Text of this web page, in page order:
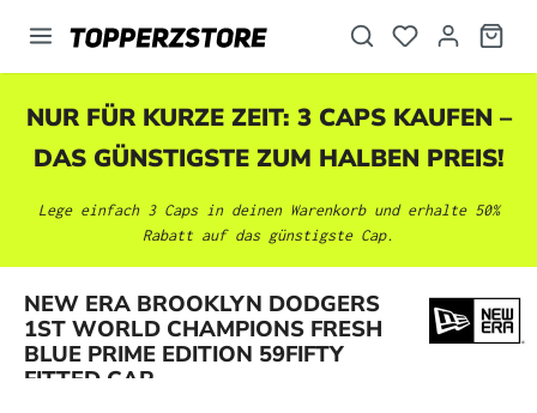
springen
NUR FÜR KURZE ZEIT: 3 CAPS KAUFEN –
DAS GÜNSTIGSTE ZUM HALBEN PREIS!
Lege einfach 3 Caps in deinen Warenkorb und erhalte 50%
Rabatt auf das günstigste Cap.
NEW ERA BROOKLYN DODGERS
1ST WORLD CHAMPIONS FRESH
BLUE PRIME EDITION 59FIFTY
FITTED CAP
Bildergalerie überspringen